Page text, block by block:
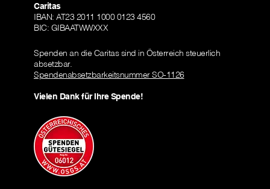
Caritas
IBAN: AT23 2011 1000 0123 4560
BIC: GIBAATWWXXX
Spenden an die Caritas sind in Österreich steuerlich
absetzbar.
Spendenabsetzbarkeitsnummer SO-1126
Vielen Dank für Ihre Spende!